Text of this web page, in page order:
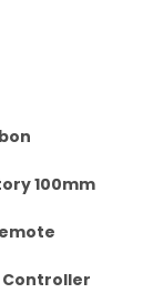
100mm
Controller